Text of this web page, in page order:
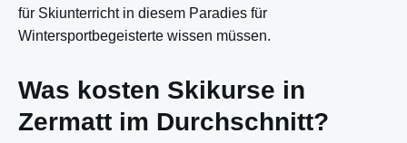
für Skiunterricht in diesem Paradies für
Wintersportbegeisterte wissen müssen.
Was kosten Skikurse in
Zermatt im Durchschnitt?